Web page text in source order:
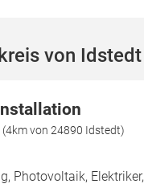
von Idstedt
von 24890 Idstedt)
Photovoltaik,